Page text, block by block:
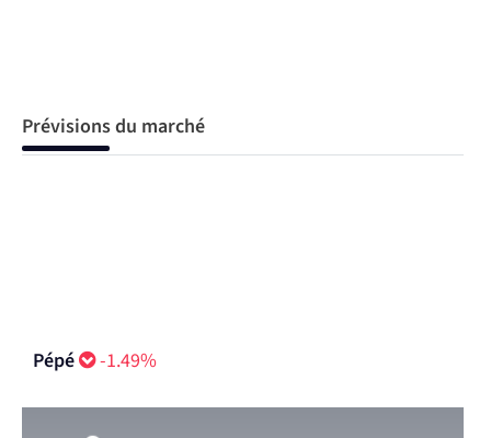
Prévisions du marché
Pépé -1.49%